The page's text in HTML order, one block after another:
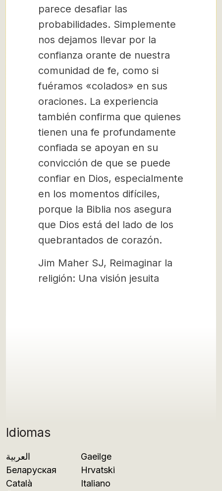
Idiomas
العربية
Беларуская
Català
Gaeilge
Hrvatski
Italiano
parece desafiar las
probabilidades. Simplemente
nos dejamos llevar por la
confianza orante de nuestra
comunidad de fe, como si
fuéramos «colados» en sus
oraciones. La experiencia
también confirma que quienes
tienen una fe profundamente
confiada se apoyan en su
convicción de que se puede
confiar en Dios, especialmente
en los momentos difíciles,
porque la Biblia nos asegura
que Dios está del lado de los
quebrantados de corazón.
Jim Maher SJ, Reimaginar la
religión: Una visión jesuita